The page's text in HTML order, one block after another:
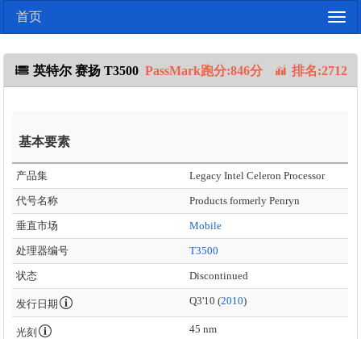
首页
英特尔 赛扬 T3500 PassMark跑分:846分 排名:2712
基本要素
产品集 Legacy Intel Celeron Processor
代号名称 Products formerly Penryn
垂直市场 Mobile
处理器编号 T3500
状态 Discontinued
发行日期 Q3'10 (2010)
光刻 45 nm